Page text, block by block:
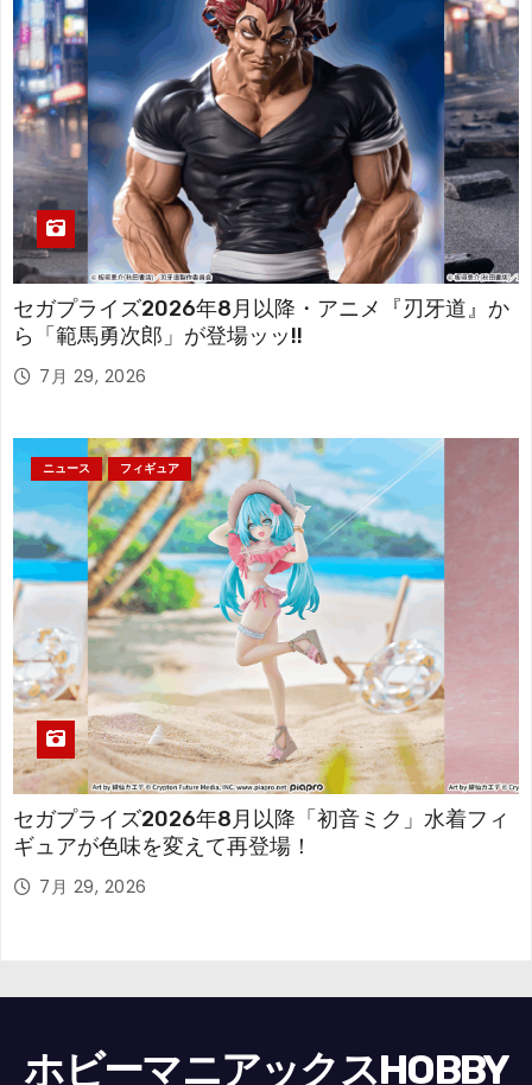
セガプライズ2026年8月以降・アニメ『刃牙道』か
ら「範馬勇次郎」が登場ッッ!!
7月 29, 2026
ニュース フィギュア
セガプライズ2026年8月以降「初音ミク」水着フィ
ギュアが色味を変えて再登場！
7月 29, 2026
ホビーマニアックスHOBBY